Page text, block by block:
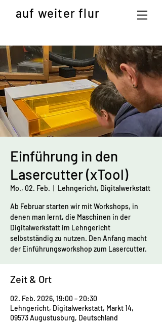
auf weiter flur
Einführung in den
Lasercutter (xTool)
Mo., 02. Feb. Lehngericht, Digitalwerkstatt
Ab Februar starten wir mit Workshops, in
denen man lernt, die Maschinen in der
Digitalwerkstatt im Lehngericht
selbstständig zu nutzen. Den Anfang macht
der Einführungsworkshop zum Lasercutter.
Zeit & Ort
02. Feb. 2026, 19:00 – 20:30
Lehngericht, Digitalwerkstatt, Markt 14,
09573 Augustusburg, Deutschland